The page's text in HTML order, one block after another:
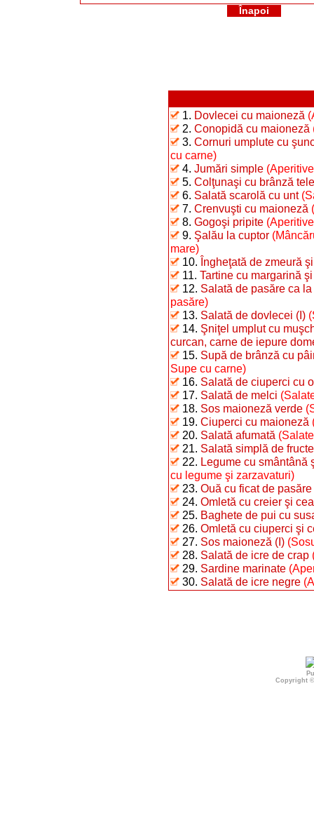
Înapoi
1. Dovlecei cu maioneză
2. Conopidă cu maioneză
3. Cornuri umplute cu
cu carne)
4. Jumări simple
5. Colţunaşi cu brânză
6. Salată scarolă cu unt
7. Crenvuşti cu maioneză
8. Gogoşi pripite
9. Şalău la cuptor
mare)
10. Îngheţată de zmeură
11. Tartine cu margarină
12. Salată de pasăre ca
pasăre)
13. Salată de dovlecei (I)
14. Şniţel umplut cu
curcan, carne de iepure
15. Supă de brânză cu
Supe cu carne)
16. Salată de ciuperci cu
17. Salată de melci
18. Sos maioneză verde
19. Ciuperci cu maioneză
20. Salată afumată
21. Salată simplă de fructe
22. Legume cu smântână
cu legume şi zarzavaturi)
23. Ouă cu ficat de pasăre
24. Omletă cu creier şi
25. Baghete de pui cu
26. Omletă cu ciuperci şi
27. Sos maioneză (I)
28. Salată de icre de crap
29. Sardine marinate
30. Salată de icre negre
Copyright